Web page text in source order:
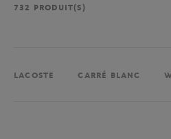
732 PRODUIT(S)
LACOSTE CARRÉ BLANC